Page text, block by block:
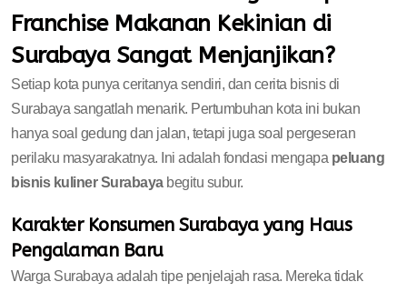
Franchise Makanan Kekinian di
Surabaya Sangat Menjanjikan?
Setiap kota punya ceritanya sendiri, dan cerita bisnis di
Surabaya sangatlah menarik. Pertumbuhan kota ini bukan
hanya soal gedung dan jalan, tetapi juga soal pergeseran
perilaku masyarakatnya. Ini adalah fondasi mengapa peluang
bisnis kuliner Surabayabegitu subur.
Karakter Konsumen Surabaya yang Haus
Pengalaman Baru
Warga Surabaya adalah tipe penjelajah rasa. Mereka tidak